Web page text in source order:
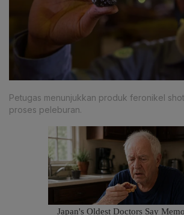
Petugas menunjukkan produk feronikel
proses peleburan.